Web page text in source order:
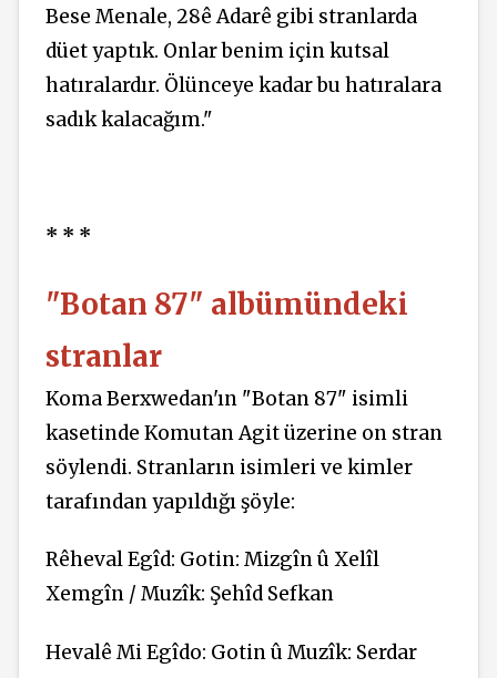
Bese Menale, 28ê Adarê gibi stranlarda
düet yaptık. Onlar benim için kutsal
hatıralardır. Ölünceye kadar bu hatıralara
sadık kalacağım."
* * *
"Botan 87" albümündeki
stranlar
Koma Berxwedan'ın "Botan 87" isimli
kasetinde Komutan Agit üzerine on stran
söylendi. Stranların isimleri ve kimler
tarafından yapıldığı şöyle:
Rêheval Egîd: Gotin: Mizgîn û Xelîl
Xemgîn / Muzîk: Şehîd Sefkan
Hevalê Mi Egîdo: Gotin û Muzîk: Serdar